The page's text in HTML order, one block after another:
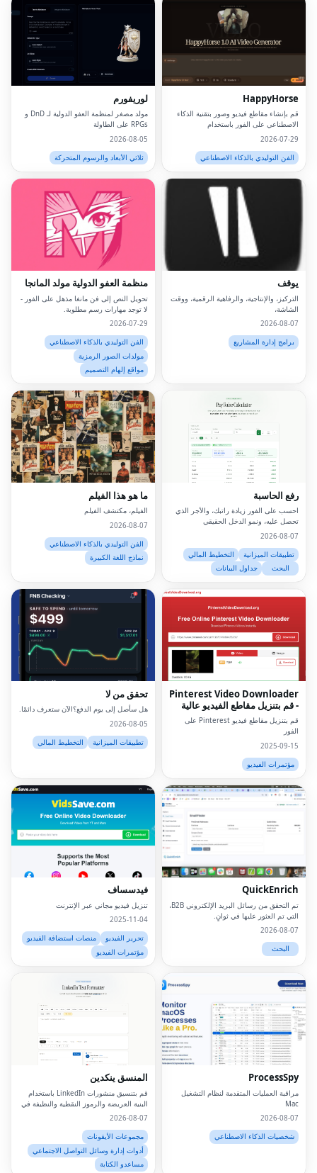
HappyHorse
قم بإنشاء مقاطع فيديو وصور بتقنية الذكاء
الاصطناعي على الفور باستخدام
والشركات.
2026-07-29
الفن التوليدي بالذكاء الاصطناعي
لوريفورم
مولد مصغر لمنظمة العفو الدولية لـ DnD و
RPGs على الطاولة
2026-08-05
ثلاثي الأبعاد والرسوم المتحركة
يوقف
التركيز، والإنتاجية، والرفاهية الرقمية، ووقت
الشاشة،
2026-08-07
برامج إدارة المشاريع
منظمة العفو الدولية مولد المانجا
تحويل النص إلى فن مانغا مذهل على الفور -
لا توجد مهارات رسم مطلوبة.
2026-07-29
الفن التوليدي بالذكاء الاصطناعي
مولدات الصور الرمزية
مواقع إلهام التصميم
رفع الحاسبة
احسب على الفور زيادة راتبك، والأجر الذي
تحصل عليه، ونمو الدخل الحقيقي
2026-08-07
تطبيقات الميزانية
التخطيط المالي
البحث
جداول البيانات
ما هو هذا الفيلم
الفيلم، مكتشف الفيلم
2026-08-07
الفن التوليدي بالذكاء الاصطناعي
نماذج اللغة الكبيرة
Pinterest Video Downloader
- قم بتنزيل مقاطع الفيديو عالية
الدقة على الإنترنت
قم بتنزيل مقاطع فيديو Pinterest على
الفور
2025-09-15
مؤتمرات الفيديو
تحقق من لا
هل سأصل إلى يوم الدفع؟الآن ستعرف دائمًا.
2026-08-05
تطبيقات الميزانية
التخطيط المالي
QuickEnrich
تم التحقق من رسائل البريد الإلكتروني B2B،
التي تم العثور عليها في ثوانٍ.
2026-08-07
البحث
فيدسساف
تنزيل فيديو مجاني عبر الإنترنت
2025-11-04
تحرير الفيديو
منصات استضافة الفيديو
مؤتمرات الفيديو
ProcessSpy
مراقبة العمليات المتقدمة لنظام التشغيل
Mac
2026-08-07
شخصيات الذكاء الاصطناعي
المنسق ينكدين
قم بتنسيق منشورات LinkedIn باستخدام
البنية العريضة والرموز النقطية والنظيفة في
ثوانٍ
2026-08-07
مجموعات الأيقونات
أدوات إدارة وسائل التواصل الاجتماعي
مساعدو الكتابة
Facebook
Twitter
LinkedIn
Pinterest
Snapchat
WhatsApp